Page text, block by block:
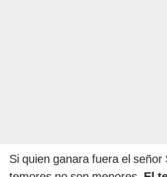
Si quien ganara fuera el señor